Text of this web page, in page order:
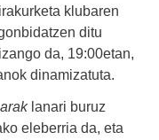
klubaren
ditu
da, 19:00etan,
dinamizatuta.
lanari buruz
eleberria da, eta